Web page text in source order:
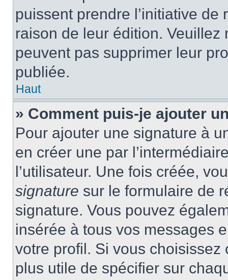
puissent prendre l’initiative
raison de leur édition.
peuvent pas supprimer leur
publiée.
Haut
» Comment puis-je ajouter
Pour ajouter une signature à
en créer une par
l’utilisateur. Une fois créée,
signature sur le formulaire de
signature. Vous pouvez
insérée à tous vos messages
votre profil. Si vous
plus utile de spécifier sur